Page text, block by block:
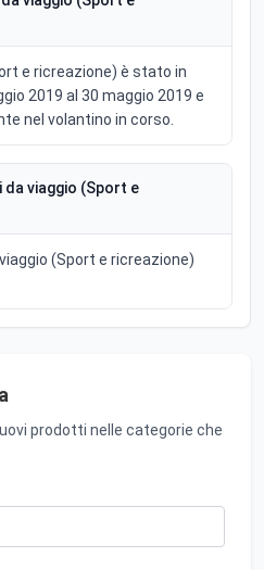
e ricreazione) è stato in
2019 al 30 maggio 2019 e
nel volantino in corso.
viaggio (Sport e
(Sport e ricreazione)
prodotti nelle categorie che